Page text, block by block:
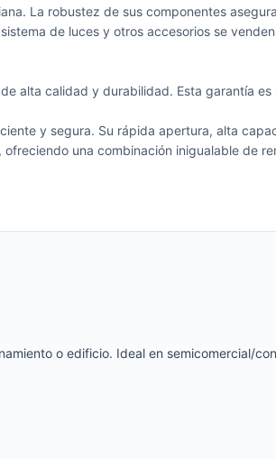
La robustez de sus componentes
de luces y otros accesorios se
alta calidad y durabilidad. Esta garantía
y segura. Su rápida apertura, alta
una combinación inigualable de
o edificio. Ideal en semicomercial/